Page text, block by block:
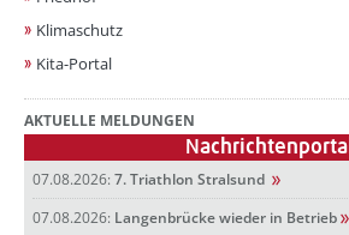
Klimaschutz
Kita-Portal
AKTUELLE MELDUNGEN
Nachrichtenportal
07.08.2026: 7. Triathlon Stralsund
07.08.2026: Langenbrücke wieder in Betrieb